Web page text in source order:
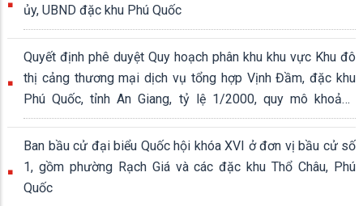
ủy, UBND đặc khu Phú Quốc
Quyết định phê duyệt Quy hoạch phân khu khu vực Khu đô
thị cảng thương mại dịch vụ tổng hợp Vịnh Đầm, đặc khu
Phú Quốc, tỉnh An Giang, tỷ lệ 1/2000, quy mô khoảng
339,04 ha
Ban bầu cử đại biểu Quốc hội khóa XVI ở đơn vị bầu cử số
1, gồm phường Rạch Giá và các đặc khu Thổ Châu, Phú
Quốc